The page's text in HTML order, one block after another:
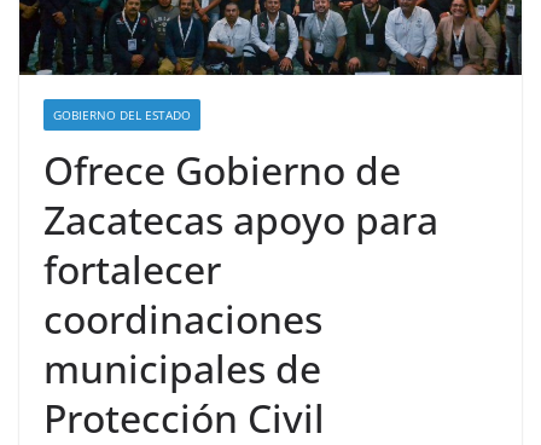
GOBIERNO DEL ESTADO
Ofrece Gobierno de
Zacatecas apoyo para
fortalecer
coordinaciones
municipales de
Protección Civil